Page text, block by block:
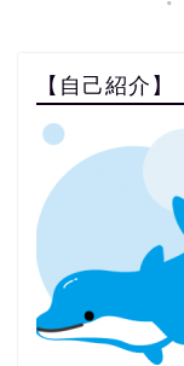
【自己紹介】